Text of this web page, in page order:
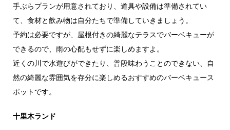
手ぶらプランが用意されており、道具や設備は準備されてい
て、食材と飲み物は自分たちで準備していきましょう。
予約は必要ですが、屋根付きの綺麗なテラスでバーベキューが
できるので、雨の心配もせずに楽しめますよ。
近くの川で水遊びができたり、普段味わうことのできない、自
然の綺麗な雰囲気を存分に楽しめるおすすめのバーベキュース
ポットです。
十里木ランド